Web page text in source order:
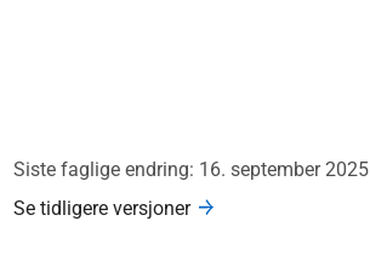
Siste faglige endring: 16. september 2025
Se tidligere versjoner